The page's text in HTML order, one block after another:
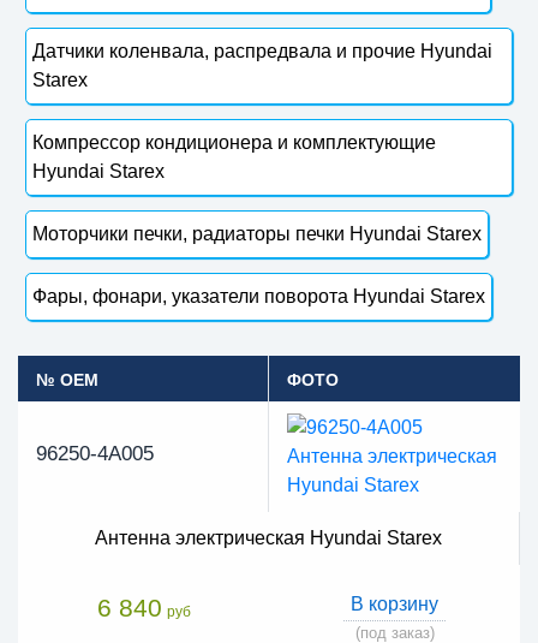
Датчики коленвала, распредвала и прочие Hyundai
Starex
Компрессор кондиционера и комплектующие
Hyundai Starex
Моторчики печки, радиаторы печки Hyundai Starex
Фары, фонари, указатели поворота Hyundai Starex
№ OEM ФОТО
96250-4A005
Антенна электрическая Hyundai Starex
6 840 руб В корзину
(под заказ)